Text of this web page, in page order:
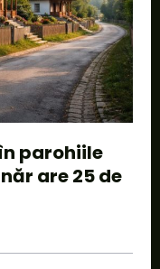
parohiile
are 25 de